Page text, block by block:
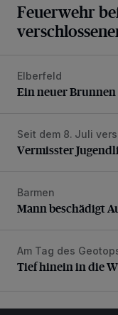
Feuerwehr
Ein neuer Brunnen
Elberfeld
Ein neuer
Vermisster
Seit dem 8. Juli
Vermisster
Mann beschädigt
Barmen
Mann beschädigt
Tief hinein in die
Am Tag des
Tief hinein in die